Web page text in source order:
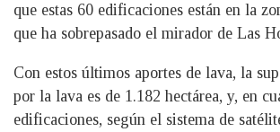
que estas 60 edificaciones están en la
que ha sobrepasado el mirador de Las
Con estos últimos aportes de lava, la
por la lava es de 1.182 hectárea, y, en
edificaciones, según el sistema de